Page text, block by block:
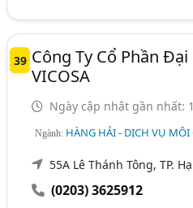
39 Công Ty Cổ Phần Đại
VICOSA
Ngày cập nhật gần nhất:
Ngành: HÀNG HẢI - DỊCH VỤ
55A Lê Thánh Tông, TP.
(0203) 3625912